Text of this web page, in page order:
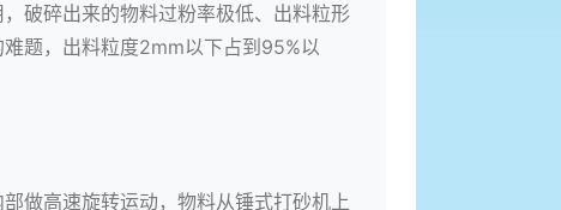
破碎出来的物料过粉率极低、出料粒形
题，出料粒度2mm以下占到95%以
做高速旋转运动，物料从锤式打砂机上